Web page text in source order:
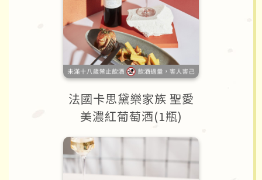
法國卡思黛樂家族 聖愛
美濃紅葡萄酒(1瓶)